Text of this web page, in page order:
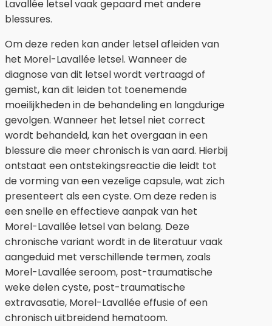
Lavallée letsel vaak gepaard met andere
blessures.
Om deze reden kan ander letsel afleiden van
het Morel-Lavallée letsel. Wanneer de
diagnose van dit letsel wordt vertraagd of
gemist, kan dit leiden tot toenemende
moeilijkheden in de behandeling en langdurige
gevolgen. Wanneer het letsel niet correct
wordt behandeld, kan het overgaan in een
blessure die meer chronisch is van aard. Hierbij
ontstaat een ontstekingsreactie die leidt tot
de vorming van een vezelige capsule, wat zich
presenteert als een cyste. Om deze reden is
een snelle en effectieve aanpak van het
Morel-Lavallée letsel van belang. Deze
chronische variant wordt in de literatuur vaak
aangeduid met verschillende termen, zoals
Morel-Lavallée seroom, post-traumatische
weke delen cyste, post-traumatische
extravasatie, Morel-Lavallée effusie of een
chronisch uitbreidend hematoom.